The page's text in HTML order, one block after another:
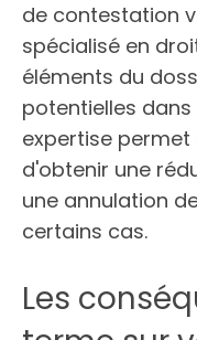
de contestation
spécialisé en
éléments du
potentielles
expertise
d'obtenir une
une annulation
certains cas.
Les